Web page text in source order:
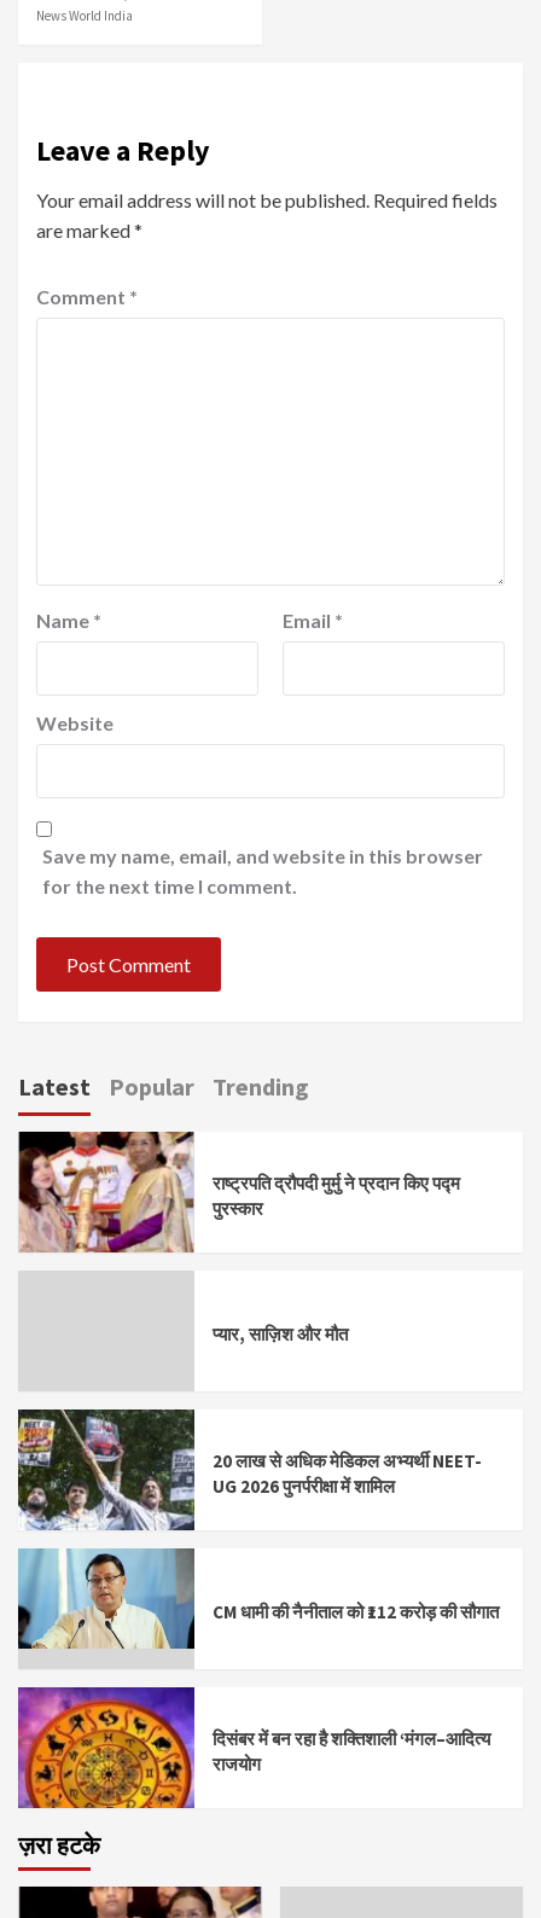
News World India
Leave a Reply
Your email address will not be published. Required fields
are marked*
Comment *
Name * Email *
Website
Save my name, email, and website in this browser
for the next time I comment.
Latest Popular Trending
राष्ट्रपति द्रौपदी मुर्मु ने प्रदान किए पद्म
पुरस्कार
प्यार, साज़िश और मौत
20 लाख से अधिक मेडिकल अभ्यर्थी NEET-
UG 2026 पुनर्परीक्षा में शामिल
CM धामी की नैनीताल को ₹112 करोड़ की सौगात
दिसंबर में बन रहा है शक्तिशाली ‘मंगल–आदित्य
राजयोग
ज़रा हटके